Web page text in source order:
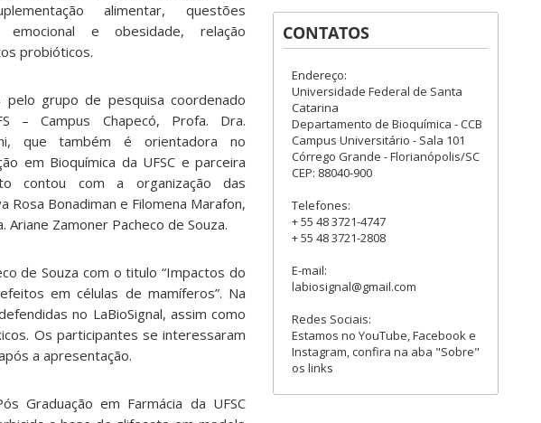
alimentar, questões
emocional e obesidade, relação
probióticos.
grupo de pesquisa coordenado
– Campus Chapecó, Profa. Dra.
que também é orientadora no
em Bioquímica da UFSC e parceira
contou com a organização das
Rosa Bonadiman e Filomena Marafon,
Zamoner Pacheco de Souza.
de Souza com o titulo “Impactos do
em células de mamíferos”. Na
no LaBioSignal, assim como
Os participantes se interessaram
a apresentação.
Graduação em Farmácia da UFSC
CONTATOS
Endereço:
Universidade Federal de Santa
Catarina
Departamento de Bioquímica - CCB
Campus Universitário - Sala 101
Córrego Grande - Florianópolis/SC
CEP: 88040-900
Telefones:
+ 55 48 3721-4747
+ 55 48 3721-2808
E-mail:
labiosignal@gmail.com
Redes Sociais:
Estamos no YouTube, Facebook e
Instagram, confira na aba "Sobre"
os links